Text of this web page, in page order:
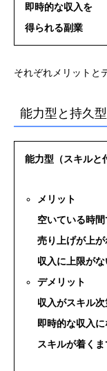
即時的な収入を
得られる副業
それぞれメリットと
能力型と持久
能力型（スキルと
メリット
空いている時
売り上げが上
収入に上限がな
デメリット
収入がスキル
即時的な収入に
スキルが着く